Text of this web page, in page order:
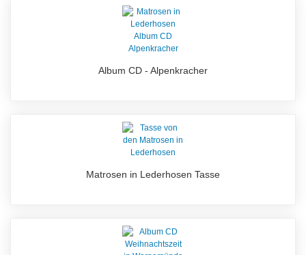
Album CD - Alpenkracher
Matrosen in Lederhosen Tasse